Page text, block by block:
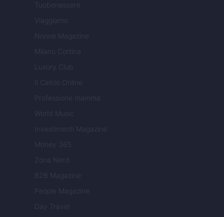
Tuobenessere
Viaggiamo
Nonne Magazine
Milano Cortina
Luxury Club
Il Calcio Online
Professione mamma
World Music
Investimenti Magazine
Money 365
Zona Nerd
B2B Magazine
People Magazine
Day Travel